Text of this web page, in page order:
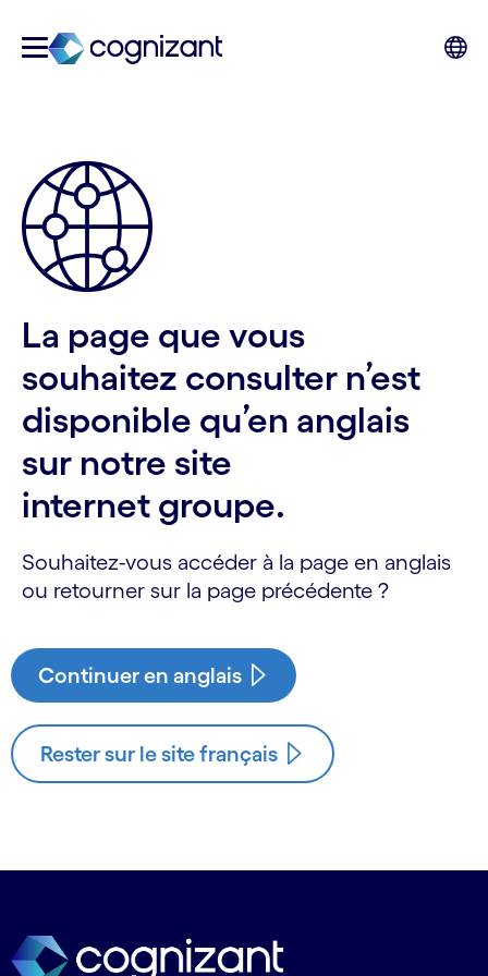
La page que vous
souhaitez consulter n’est
disponible qu’en anglais
sur notre site
internet groupe.
Souhaitez-vous accéder à la page en anglais
ou retourner sur la page précédente ?
Continuer en anglais
Rester sur le site français